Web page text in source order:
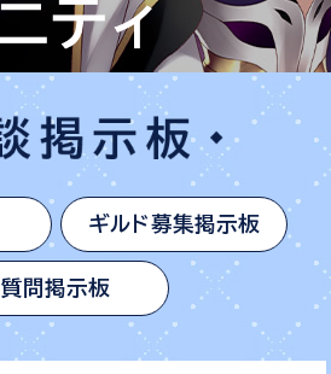
ギルド募集掲示板
質問掲示板